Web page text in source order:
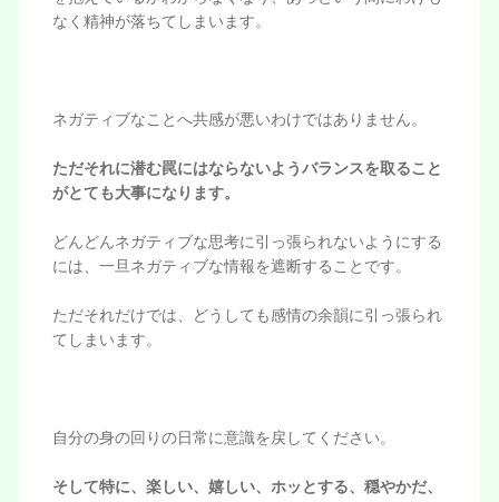
なく精神が落ちてしまいます。
ネガティブなことへ共感が悪いわけではありません。
ただそれに潜む罠にはならないようバランスを取ること
がとても大事になります。
どんどんネガティブな思考に引っ張られないようにする
には、一旦ネガティブな情報を遮断することです。
ただそれだけでは、どうしても感情の余韻に引っ張られ
てしまいます。
自分の身の回りの日常に意識を戻してください。
そして特に、楽しい、嬉しい、ホッとする、穏やかだ、